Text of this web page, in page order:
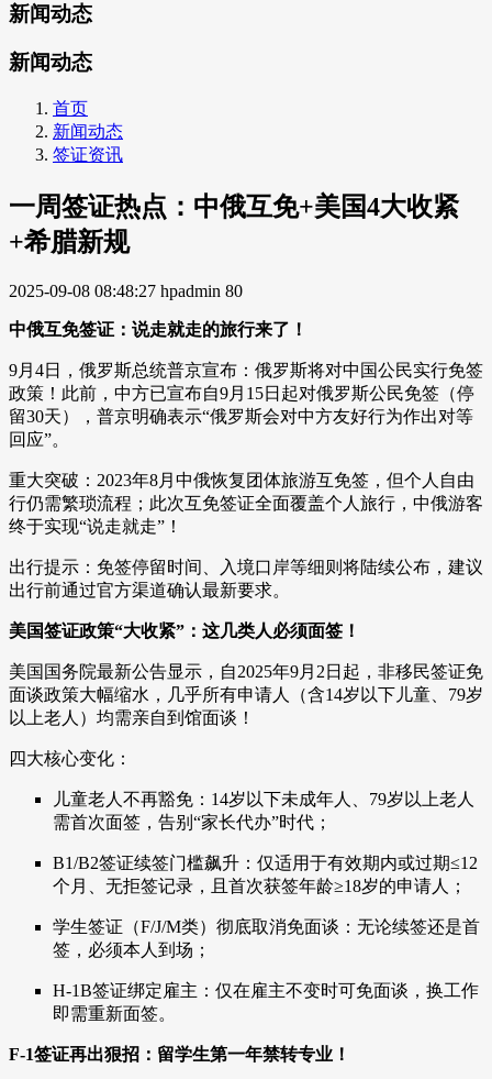
新闻动态
新闻动态
首页
新闻动态
签证资讯
一周签证热点：中俄互免+美国4大收紧
+希腊新规
2025-09-08 08:48:27 hpadmin 80
中俄互免签证：说走就走的旅行来了！
9月4日，俄罗斯总统普京宣布：俄罗斯将对中国公民实行免签
政策！此前，中方已宣布自9月15日起对俄罗斯公民免签（停
留30天），普京明确表示“俄罗斯会对中方友好行为作出对等
回应”。
重大突破：2023年8月中俄恢复团体旅游互免签，但个人自由
行仍需繁琐流程；此次互免签证全面覆盖个人旅行，中俄游客
终于实现“说走就走”！
出行提示：免签停留时间、入境口岸等细则将陆续公布，建议
出行前通过官方渠道确认最新要求。
美国签证政策“大收紧”：这几类人必须面签！
美国国务院最新公告显示，自2025年9月2日起，非移民签证免
面谈政策大幅缩水，几乎所有申请人（含14岁以下儿童、79岁
以上老人）均需亲自到馆面谈！
四大核心变化：
儿童老人不再豁免：14岁以下未成年人、79岁以上老人
需首次面签，告别“家长代办”时代；
B1/B2签证续签门槛飙升：仅适用于有效期内或过期≤12
个月、无拒签记录，且首次获签年龄≥18岁的申请人；
学生签证（F/J/M类）彻底取消免面谈：无论续签还是首
签，必须本人到场；
H-1B签证绑定雇主：仅在雇主不变时可免面谈，换工作
即需重新面签。
F-1签证再出狠招：留学生第一年禁转专业！